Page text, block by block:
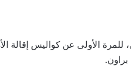
الأولى عن كواليس إقالة